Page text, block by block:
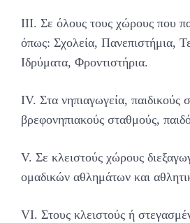
III. Σε όλους τους χώρους που
όπως: Σχολεία, Πανεπιστήμια,
Ιδρύματα, Φροντιστήρια.
IV. Στα νηπιαγωγεία, παιδικούς
βρεφονηπιακούς σταθμούς,
V. Σε κλειστούς χώρους
ομαδικών αθλημάτων και
VI. Στους κλειστούς ή